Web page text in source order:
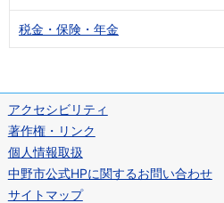
税金・保険・年金
アクセシビリティ
著作権・リンク
個人情報取扱
中野市公式HPに関するお問い合わせ
サイトマップ